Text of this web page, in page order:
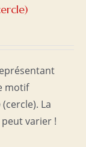
motif
(cercle). La
varier !